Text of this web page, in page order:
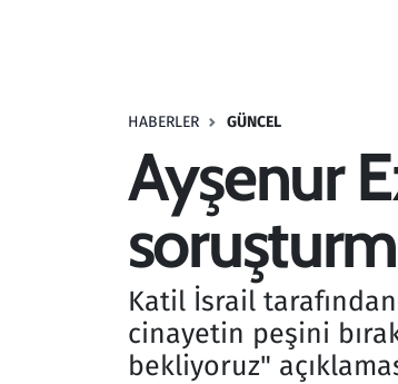
HABERLER GÜNCEL
Ayşenur
Katil İsrail
cinayetin peşini
bekliyoruz"
Savunma Sanayi